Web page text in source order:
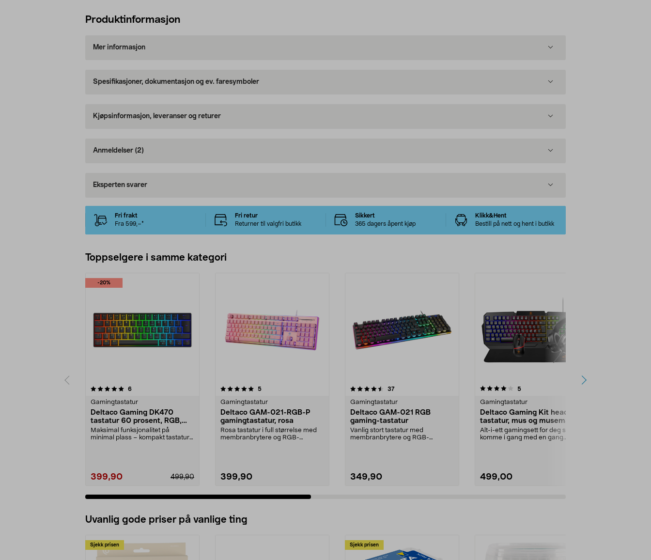
Produktinformasjon
Mer informasjon
Spesifikasjoner, dokumentasjon og ev. faresymboler
Kjøpsinformasjon, leveranser og returer
Anmeldelser (2)
Eksperten svarer
Fri frakt
Fra 599,–*
Fri retur
Returner til valgfri butikk
Sikkert
365 dagers åpent kjøp
Klikk&Hent
Bestill på nett og hent i butikk
Toppselgere i samme kategori
-20%
6anmeldelser
Gamingtastatur
Deltaco Gaming DK470
tastatur 60 prosent, RGB,
svart
Maksimal funksjonalitet på
minimal plass – kompakt tastatur
399,90 499,90
5.0 av 5 stjerner 5anmeldelser
Gamingtastatur
Deltaco GAM-021-RGB-P
gamingtastatur, rosa
Rosa tastatur i full størrelse med
membranbrytere og RGB-
399,90
4.5 av 5 stjerner 37anmeldelser
Gamingtastatur
Deltaco GAM-021 RGB
gaming-tastatur
Vanlig stort tastatur med
membranbrytere og RGB-
349,90
4.0 av 5 stjerner 5anmeldelser
Gamingtastatur
Deltaco Gaming Kit headset,
tastatur, mus og musematte,
GAM-174
Alt-i-ett gamingsett for deg som vil
komme i gang med en gang.
499,00
4.5 av 5 stjerner
Uvanlig gode priser på vanlige ting
Sjekk prisen Sjekk prisen